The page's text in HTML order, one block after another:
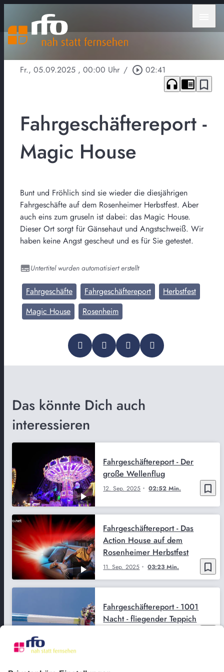
Fr., 05.09.2025 , 00:00 Uhr / play_circle_outline 02:41
headphones chrome_reader_mode bookmark_border
Fahrgeschäftereport -
Magic House
Bunt und Fröhlich sind sie wieder die diesjährigen
Fahrgeschäfte auf dem Rosenheimer Herbstfest. Aber
auch eins zum gruseln ist dabei: das Magic House.
Dieser Ort sorgt für Gänsehaut und Angstschweiß. Wir
haben keine Angst gescheut und es für Sie getestet.
Untertitel wurden automatisiert erstellt
Fahrgeschäfte Fahrgeschäftereport
Herbstfest
Magic House
Rosenheim
Das könnte Dich auch
interessieren
bookmark_border
12. Sep. 2025 02:52 Min.
Fahrgeschäftereport - Der
große Wellenflug
bookmark_border
11. Sep. 2025 03:23 Min.
Fahrgeschäftereport - Das
Action House auf dem
Rosenheimer Herbstfest
Fahrgeschäftereport - 1001
Nacht - fliegender Teppich